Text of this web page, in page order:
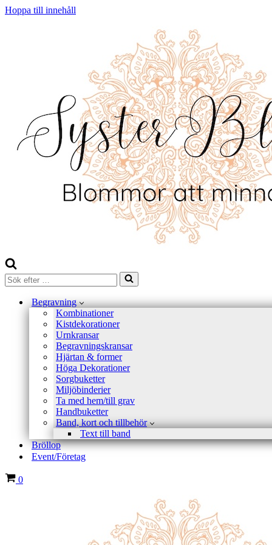
Hoppa till innehåll
Sök
efter
Begravning
Kombinationer
Kistdekorationer
Urnkransar
Begravningskransar
Hjärtan & former
Höga Dekorationer
Sorgbuketter
Miljöbinderier
Ta med hem/till grav
Handbuketter
Band, kort och tillbehör
Text till band
Bröllop
Event/Företag
Varukorg
0